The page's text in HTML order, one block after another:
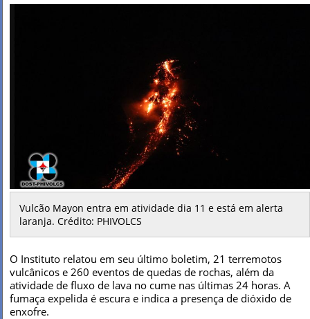
Vulcão Mayon entra em atividade dia 11 e está em alerta
laranja. Crédito: PHIVOLCS
O Instituto relatou em seu último boletim, 21 terremotos
vulcânicos e 260 eventos de quedas de rochas, além da
atividade de fluxo de lava no cume nas últimas 24 horas. A
fumaça expelida é escura e indica a presença de dióxido de
enxofre.